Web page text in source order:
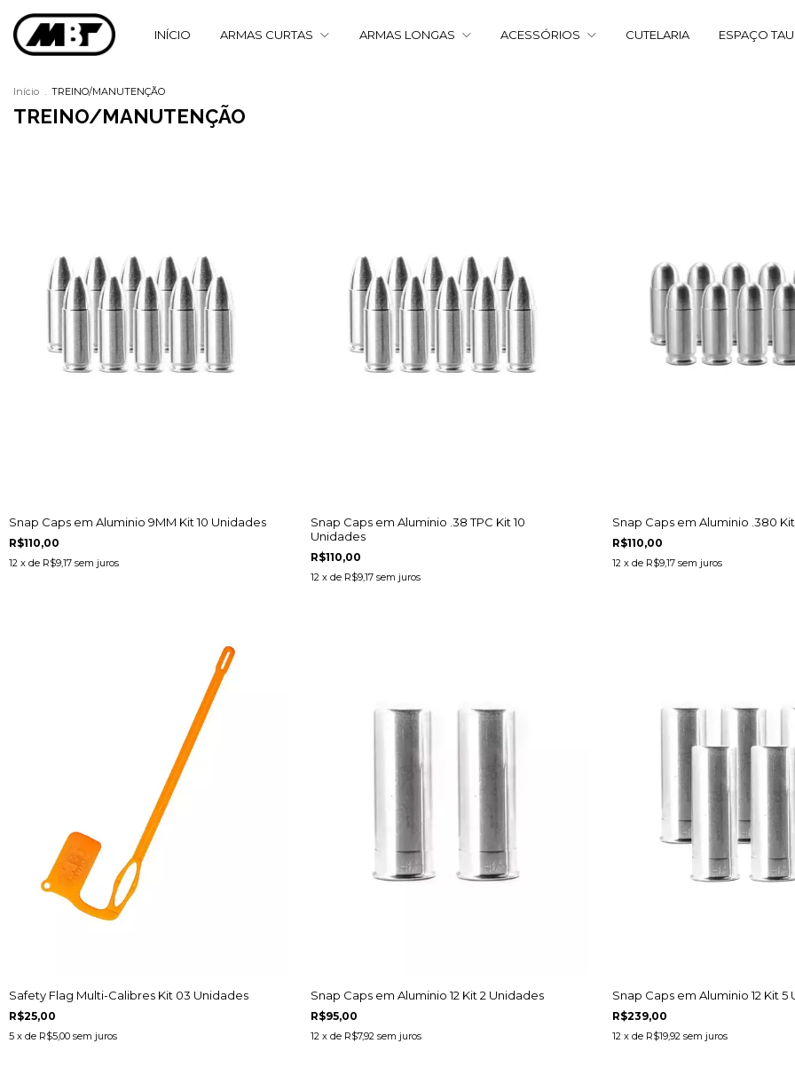
INÍCIO ARMAS CURTAS ARMAS LONGAS ACESSÓRIOS CUTELARIA ESPAÇO
Início . TREINO/MANUTENÇÃO
TREINO/MANUTENÇÃO
Snap Caps em Aluminio 9MM Kit 10 Unidades
R$110,00
12 x de R$9,17 sem juros
Snap Caps em Aluminio .38 TPC Kit 10
Unidades
R$110,00
12 x de R$9,17 sem juros
Snap Caps em Aluminio .380
R$110,00
12 x de R$9,17 sem juros
Safety Flag Multi-Calibres Kit 03 Unidades
R$25,00
5 x de R$5,00 sem juros
Snap Caps em Aluminio 12 Kit 2 Unidades
R$95,00
12 x de R$7,92 sem juros
Snap Caps em Aluminio 12 Kit 5
R$239,00
12 x de R$19,92 sem juros